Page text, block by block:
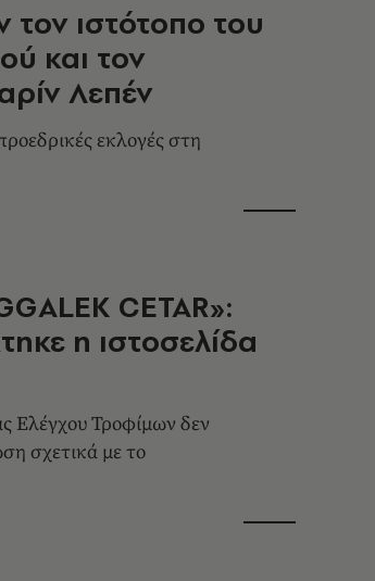
ιστότοπο του
και τον
Λεπέν
εκλογές στη
CETAR»:
η ιστοσελίδα
Ελέγχου Τροφίμων δεν
σχετικά με το